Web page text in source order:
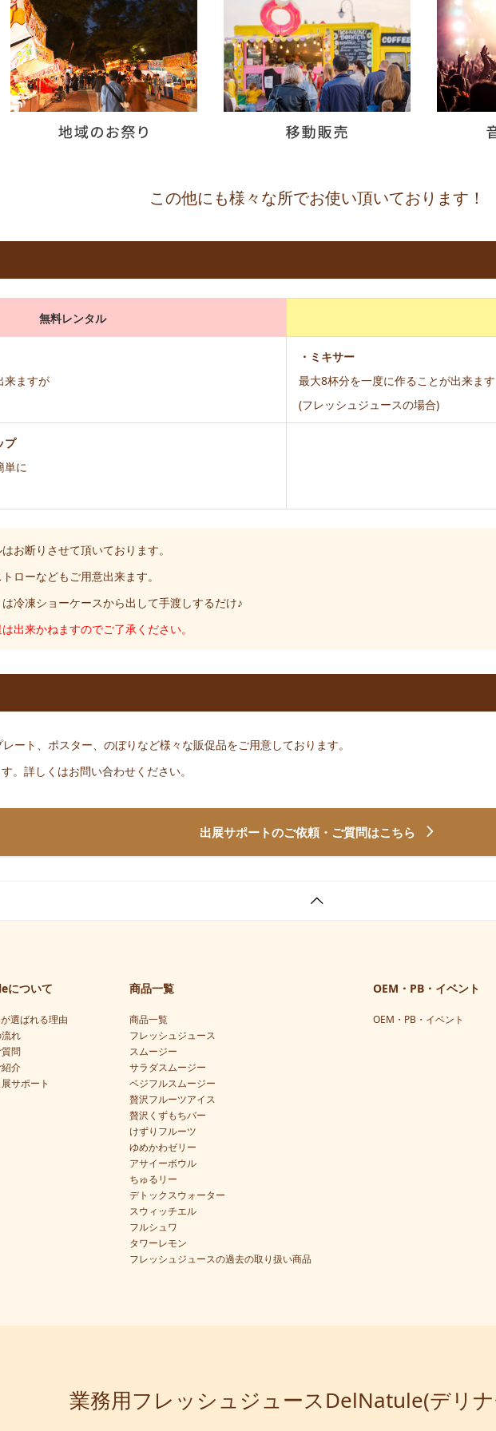
この他にも様々な所でお使い頂いております！
無料レンタル
来ますが
・ミキサー
最大8杯分を一度に作ることが出来ま
(フレッシュジュースの場合)
プ
単に
お断りさせて頂いております。
ローなどもご用意出来ます。
冷凍ショーケースから出して手渡しするだけ♪
出来かねますのでご了承ください。
ート、ポスター、のぼりなど様々な販促品をご用意しております。
。詳しくはお問い合わせください。
出展サポートのご依頼・ご質問はこちら
について
選ばれる理由
れ
問
介
サポート
商品一覧
商品一覧
フレッシュジュース
スムージー
サラダスムージー
ベジフルスムージー
贅沢フルーツアイス
贅沢くずもちバー
けずりフルーツ
ゆめかわゼリー
アサイーボウル
ちゅるリー
デトックスウォーター
スウィッチエル
フルシュワ
タワーレモン
フレッシュジュースの過去の取り扱い商品
OEM・PB・イベント
OEM・PB・イベント
業務用フレッシュジュースDelNatule(デリ